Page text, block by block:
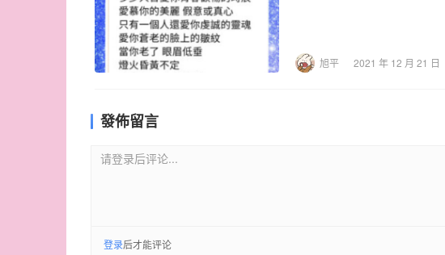
旭平 2021 年 12 月 21 日
發佈留言
请登录后评论...
登录后才能评论